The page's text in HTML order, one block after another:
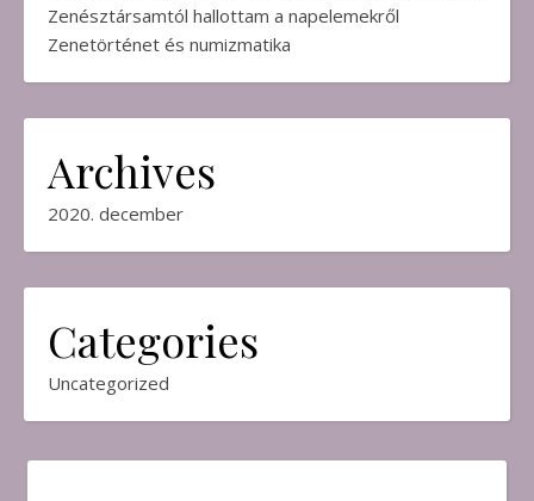
Zenésztársamtól hallottam a napelemekről
Zenetörténet és numizmatika
Archives
2020. december
Categories
Uncategorized